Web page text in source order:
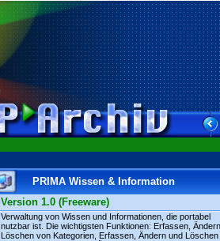
PRIMA Wissen & Information
Version 1.0 (Freeware)
Verwaltung von Wissen und Informationen, die portabel
nutzbar ist. Die wichtigsten Funktionen: Erfassen,
Löschen von Kategorien, Erfassen, Ändern und